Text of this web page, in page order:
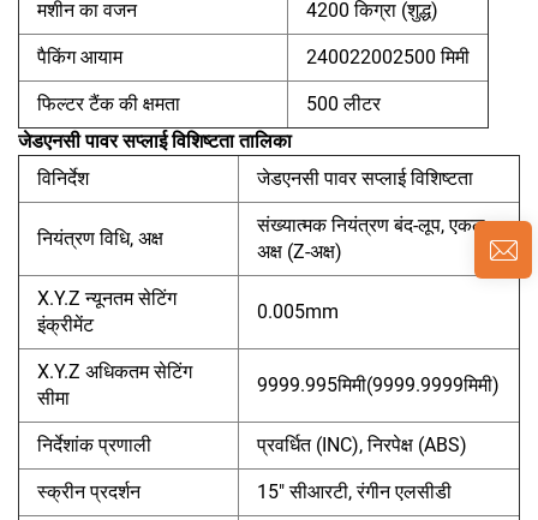
मशीन का वजन 4200 किग्रा (शुद्ध)
पैकिंग आयाम 240022002500 मिमी
फिल्टर टैंक की क्षमता
500 लीटर
जेडएनसी पावर सप्लाई विशिष्टता तालिका
विनिर्देश
जेडएनसी पावर सप्लाई विशिष्टता
नियंत्रण विधि, अक्ष
संख्यात्मक नियंत्रण बंद-लूप, एकल
अक्ष (Z-अक्ष)
X.Y.Z न्यूनतम सेटिंग
इंक्रीमेंट
0.005mm
X.Y.Z अधिकतम सेटिंग
सीमा
9999.995मिमी(9999.9999मिमी)
निर्देशांक प्रणाली प्रवर्धित (INC), निरपेक्ष (ABS)
स्क्रीन प्रदर्शन 15" सीआरटी, रंगीन एलसीडी